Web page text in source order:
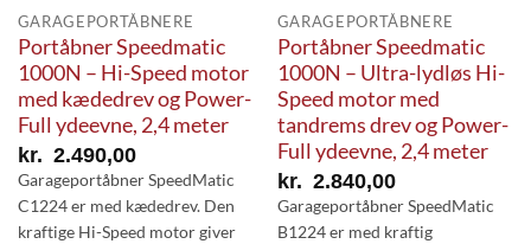
GARAGEPORTÅBNERE
Portåbner Speedmatic
1000N – Hi-Speed motor
med kædedrev og Power-
Full ydeevne, 2,4 meter
kr. 2.490,00
Garageportåbner SpeedMatic
C1224 er med kædedrev. Den
kraftige Hi-Speed motor giver
GARAGEPORTÅBNERE
Portåbner Speedmatic
1000N – Ultra-lydløs Hi-
Speed motor med
tandrems drev og Power-
Full ydeevne, 2,4 meter
kr. 2.840,00
Garageportåbner SpeedMatic
B1224 er med kraftig